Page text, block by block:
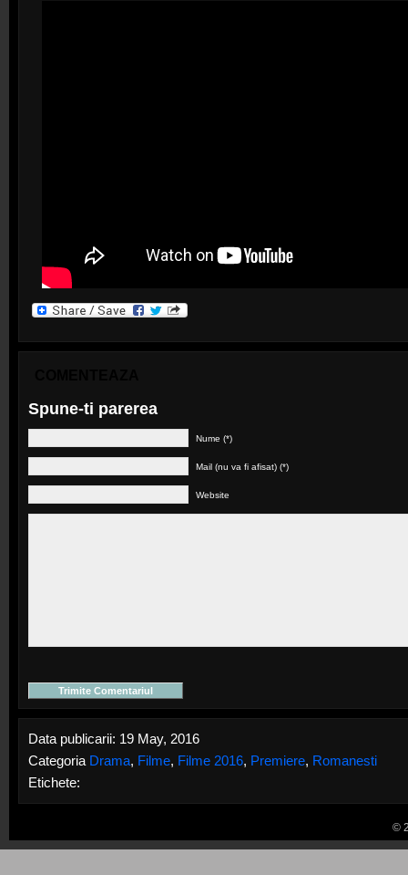
Spune-ti parerea
Nume (*)
Mail (nu va fi afisat) (*)
Website
Data publicarii: 19 May, 2016
Categoria Drama, Filme, Filme 2016, Premiere, Romanesti
Etichete:
©